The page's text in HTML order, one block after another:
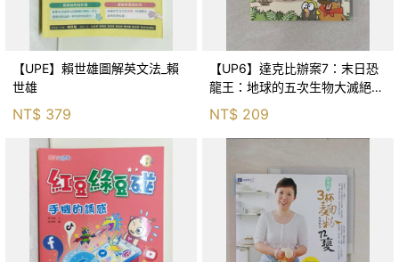
【UPE】賴世雄圖解英文法_賴
世雄
NT$ 379
【UP6】達克比辦案7：末日恐
龍王：地球的五次生物大滅絕_
胡妙芬
NT$ 209